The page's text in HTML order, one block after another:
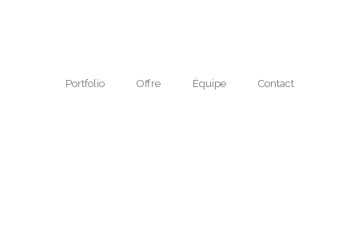
Portfolio Offre Équipe Contact